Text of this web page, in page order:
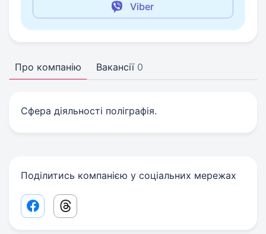
Viber
Про компанію Вакансії 0
Сфера діяльності поліграфія.
Поділитись компанією у соціальних мережах
Facebook share link
Threads share link